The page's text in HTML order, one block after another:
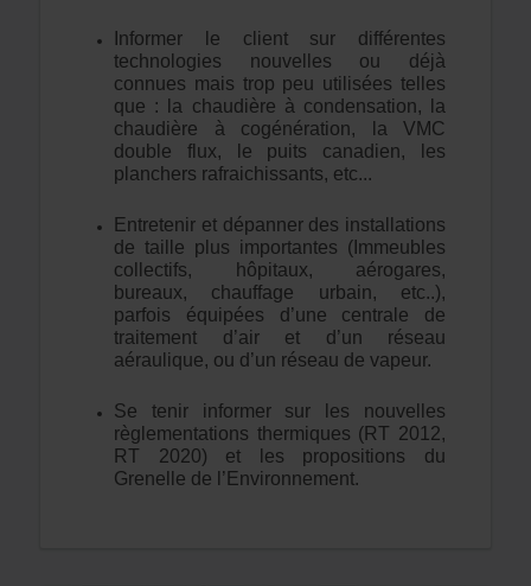
Informer le client sur différentes
technologies nouvelles ou déjà
connues mais trop peu utilisées telles
que : la chaudière à condensation, la
chaudière à cogénération, la VMC
double flux, le puits canadien, les
planchers rafraichissants, etc...
Entretenir et dépanner des installations
de taille plus importantes (Immeubles
collectifs, hôpitaux, aérogares,
bureaux, chauffage urbain, etc..),
parfois équipées d’une centrale de
traitement d’air et d’un réseau
aéraulique, ou d’un réseau de vapeur.
Se tenir informer sur les nouvelles
règlementations thermiques (RT 2012,
RT 2020) et les propositions du
Grenelle de l’Environnement.